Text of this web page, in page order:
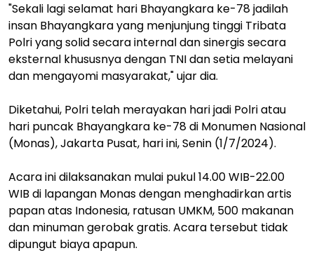
"Sekali lagi selamat hari Bhayangkara ke-78 jadilah
insan Bhayangkara yang menjunjung tinggi Tribata
Polri yang solid secara internal dan sinergis secara
eksternal khususnya dengan TNI dan setia melayani
dan mengayomi masyarakat," ujar dia.
Diketahui, Polri telah merayakan hari jadi Polri atau
hari puncak Bhayangkara ke-78 di Monumen Nasional
(Monas), Jakarta Pusat, hari ini, Senin (1/7/2024).
Acara ini dilaksanakan mulai pukul 14.00 WIB-22.00
WIB di lapangan Monas dengan menghadirkan artis
papan atas Indonesia, ratusan UMKM, 500 makanan
dan minuman gerobak gratis. Acara tersebut tidak
dipungut biaya apapun.